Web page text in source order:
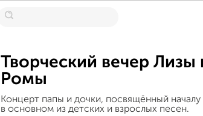
Творческий вечер Лизы
Ромы
Концерт папы и дочки, посвящённый
в основном из детских и взрослых песен.